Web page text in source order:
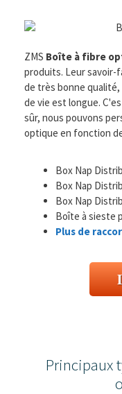
ZMS Boîte à fibre
produits. Leur savoir-
de très bonne
de vie est longue.
sûr, nous pouvons
optique en fonction
Box Nap
Box Nap
Box Nap
Boîte à sieste
Plus de
Principaux